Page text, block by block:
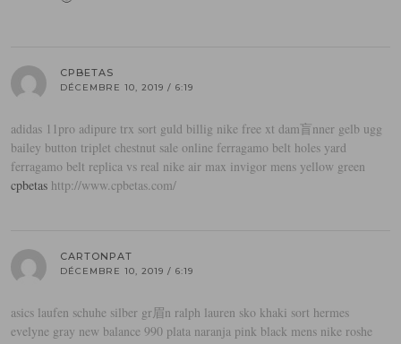
CPBETAS
DÉCEMBRE 10, 2019 / 6:19
adidas 11pro adipure trx sort guld billig nike free xt dam盲nner gelb ugg
bailey button triplet chestnut sale online ferragamo belt holes yard
ferragamo belt replica vs real nike air max invigor mens yellow green
cpbetas http://www.cpbetas.com/
CARTONPAT
DÉCEMBRE 10, 2019 / 6:19
asics laufen schuhe silber gr眉n ralph lauren sko khaki sort hermes
evelyne gray new balance 990 plata naranja pink black mens nike roshe